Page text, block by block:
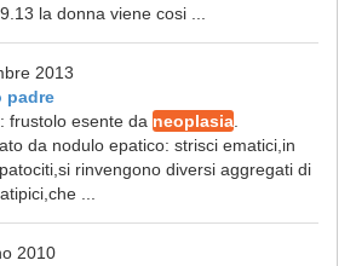
la donna viene cosi ...
2013
padre
frustolo esente da neoplasia
da nodulo epatico: strisci ematici,in
rinvengono diversi aggregati di
...
2010